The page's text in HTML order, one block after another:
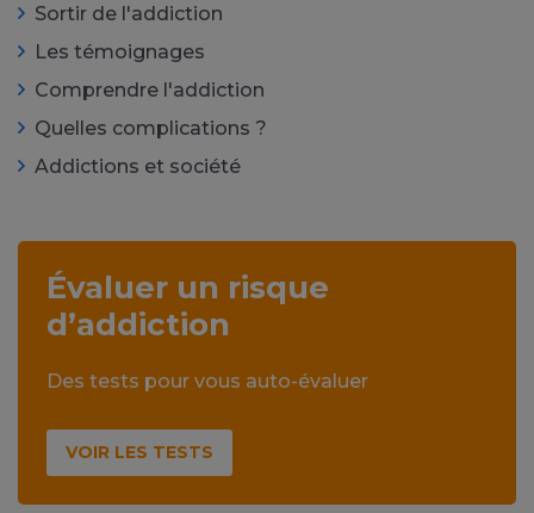
Sortir de l'addiction
Les témoignages
Comprendre l'addiction
Quelles complications ?
Addictions et société
Évaluer un risque
d’addiction
Des tests pour vous auto-évaluer
VOIR LES TESTS